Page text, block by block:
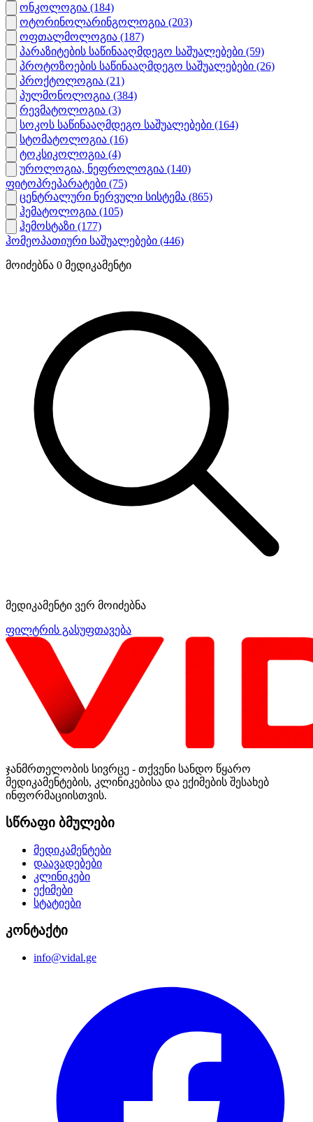
ონკოლოგია (184)
ოტორინოლარინგოლოგია (203)
ოფთალმოლოგია (187)
პარაზიტების საწინააღმდეგო საშუალებები (59)
პროტოზოების საწინააღმდეგო საშუალებები (26)
პროქტოლოგია (21)
პულმონოლოგია (384)
რევმატოლოგია (3)
სოკოს საწინააღმდეგო საშუალებები (164)
სტომატოლოგია (16)
ტოკსიკოლოგია (4)
უროლოგია, ნეფროლოგია (140)
ფიტოპრეპარატები (75)
ცენტრალური ნერვული სისტემა (865)
ჰემატოლოგია (105)
ჰემოსტაზი (177)
ჰომეოპათიური საშუალებები (446)
მოიძებნა 0 მედიკამენტი
მედიკამენტი ვერ მოიძებნა
ფილტრის გასუფთავება
ჯანმრთელობის სივრცე - თქვენი სანდო წყარო
მედიკამენტების, კლინიკებისა და ექიმების შესახებ
ინფორმაციისთვის.
სწრაფი ბმულები
მედიკამენტები
დაავადებები
კლინიკები
ექიმები
სტატიები
კონტაქტი
info@vidal.ge